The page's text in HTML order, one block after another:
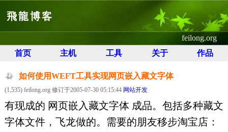
飛龍博客
feilong.org
首页
主机 工具 关于 作品
如何使用WEFT工具实现网页嵌入藏文字体
(1,535) feilong.org 修订于2005-07-30 05:15:44 网站开发
有现成的 网页嵌入藏文字体 成品。包括多种藏文
字体文件，飞龙做的。需要的朋友移步淘宝店：